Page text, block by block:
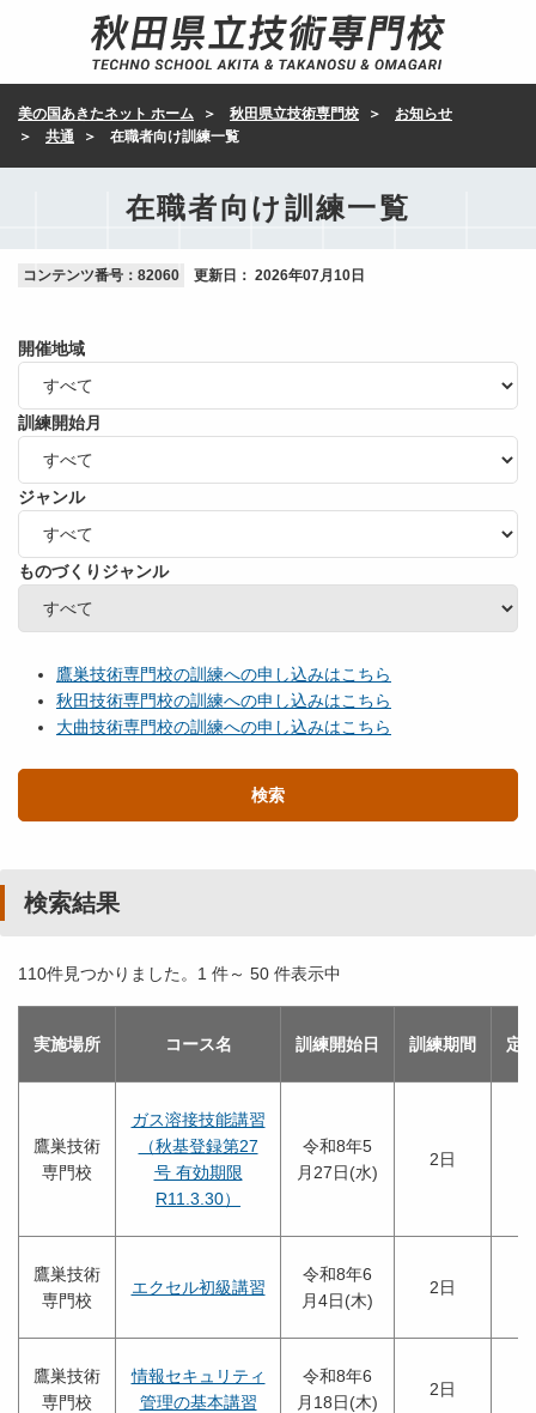
美の国あきたネット ホーム 秋田県立技術専門校
お知らせ
共通
在職者向け訓練一覧
在職者向け訓練一覧
コンテンツ番号：82060 更新日： 2026年07月10日
開催地域
訓練開始月
ジャンル
ものづくりジャンル
鷹巣技術専門校の訓練への申し込みはこちら
秋田技術専門校の訓練への申し込みはこちら
大曲技術専門校の訓練への申し込みはこちら
検索
検索結果
110件見つかりました。1 件～ 50 件表示中
実施場所 コース名 訓練開始日 訓練期間 定
鷹巣技術
専門校
ガス溶接技能講習
（秋基登録第27
号 有効期限
R11.3.30）
令和8年5
月27日(水)
2日
鷹巣技術
専門校
エクセル初級講習
令和8年6
月4日(木)
2日
鷹巣技術
専門校
情報セキュリティ
管理の基本講習
令和8年6
月18日(木)
2日